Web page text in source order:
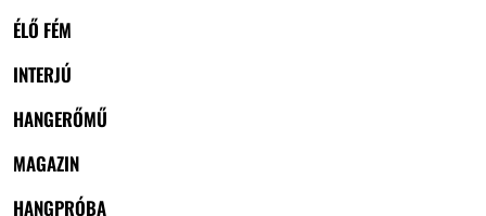
ÉLŐ FÉM
INTERJÚ
HANGERŐMŰ
MAGAZIN
HANGPRÓBA